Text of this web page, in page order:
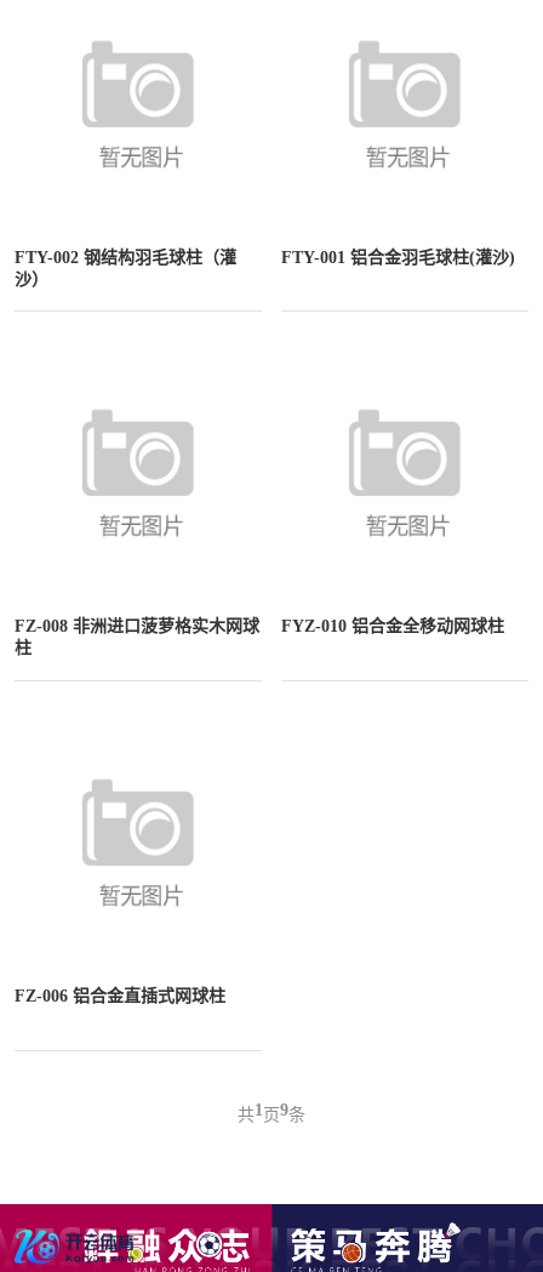
FTY-002 钢结构羽毛球柱（灌
沙）
FTY-001 铝合金羽毛球柱(灌沙)
FZ-008 非洲进口菠萝格实木网球
柱
FYZ-010 铝合金全移动网球柱
FZ-006 铝合金直插式网球柱
共1 页9条